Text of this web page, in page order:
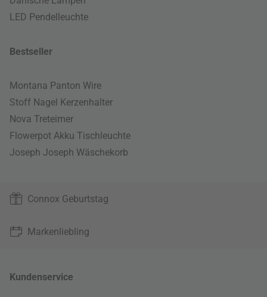
LED Pendelleuchte
Bestseller
Montana Panton Wire
Stoff Nagel Kerzenhalter
Nova Treteimer
Flowerpot Akku Tischleuchte
Joseph Joseph Wäschekorb
Connox Geburtstag
Markenliebling
Kundenservice